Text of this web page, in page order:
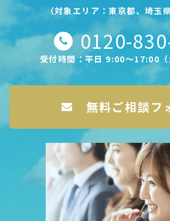
（対象エリア：東京都、埼玉
0120-
受付時間：平日 9:00〜17:00
無料ご相談フ